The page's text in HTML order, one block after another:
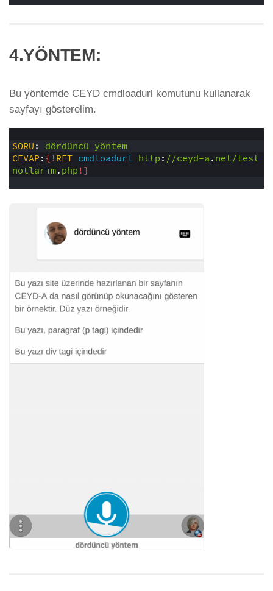
4.YÖNTEM:
Bu yöntemde CEYD cmdloadurl komutunu kullanarak
sayfayı gösterelim.
SORU: dördüncü yöntem
CEVAP:{!RET cmdloadurl http: //ceyd-a.net/test
notlarim.php!}